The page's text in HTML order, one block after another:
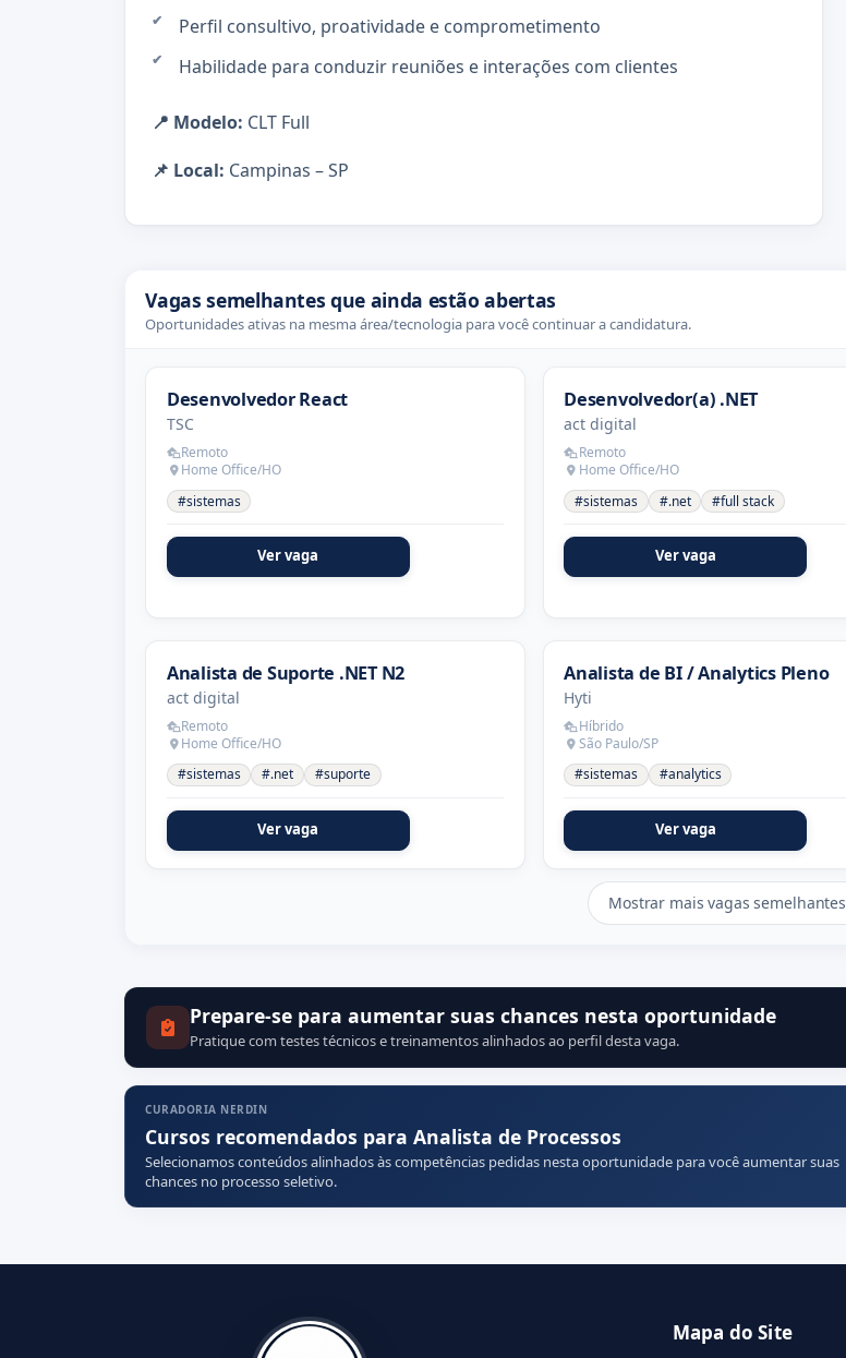
Perfil consultivo, proatividade e comprometimento
Habilidade para conduzir reuniões e interações com clientes
📍 Modelo: CLT Full
📌 Local: Campinas – SP
Vagas semelhantes que ainda estão abertas
Oportunidades ativas na mesma área/tecnologia para você continuar a candidatura.
Desenvolvedor React
TSC
Remoto
Home Office/HO
#sistemas
Ver vaga
Desenvolvedor(a) .NET
act digital
Remoto
Home Office/HO
#sistemas
#.net #full stack
Ver vaga
Analista de Suporte .NET N2
act digital
Remoto
Home Office/HO
#sistemas
#.net #suporte
Ver vaga
Analista de BI / Analytics Pleno
Hyti
Híbrido
São Paulo/SP
#sistemas
#analytics
Ver vaga
Mostrar mais vagas semelhantes
Prepare-se para aumentar suas chances nesta oportunidade
Pratique com testes técnicos e treinamentos alinhados ao perfil desta vaga.
CURADORIA NERDIN
Cursos recomendados para Analista de Processos
Selecionamos conteúdos alinhados às competências pedidas nesta oportunidade para você aumentar suas
chances no processo seletivo.
Mapa do Site